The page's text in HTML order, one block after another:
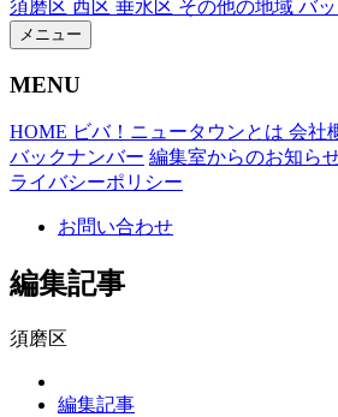
須磨区 西区 垂水区 その他の地域 バ
メニュー
MENU
HOME ビバ！ニュータウンとは 会社
バックナンバー 編集室からのお知ら
ライバシーポリシー
お問い合わせ
編集記事
須磨区
編集記事